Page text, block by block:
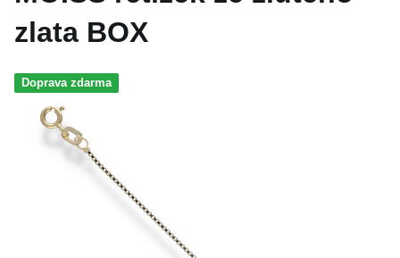
PRSTENY
NÁUŠNICE
zlata BOX
Doprava zdarma